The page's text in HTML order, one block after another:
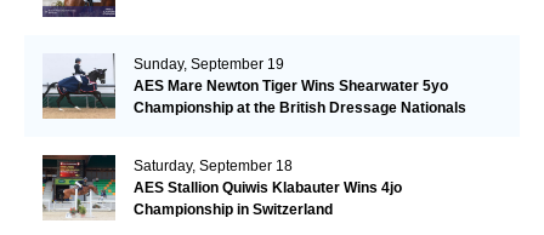
Sunday, September 19
AES Mare Newton Tiger Wins Shearwater 5yo
Championship at the British Dressage Nationals
Saturday, September 18
AES Stallion Quiwis Klabauter Wins 4jo
Championship in Switzerland